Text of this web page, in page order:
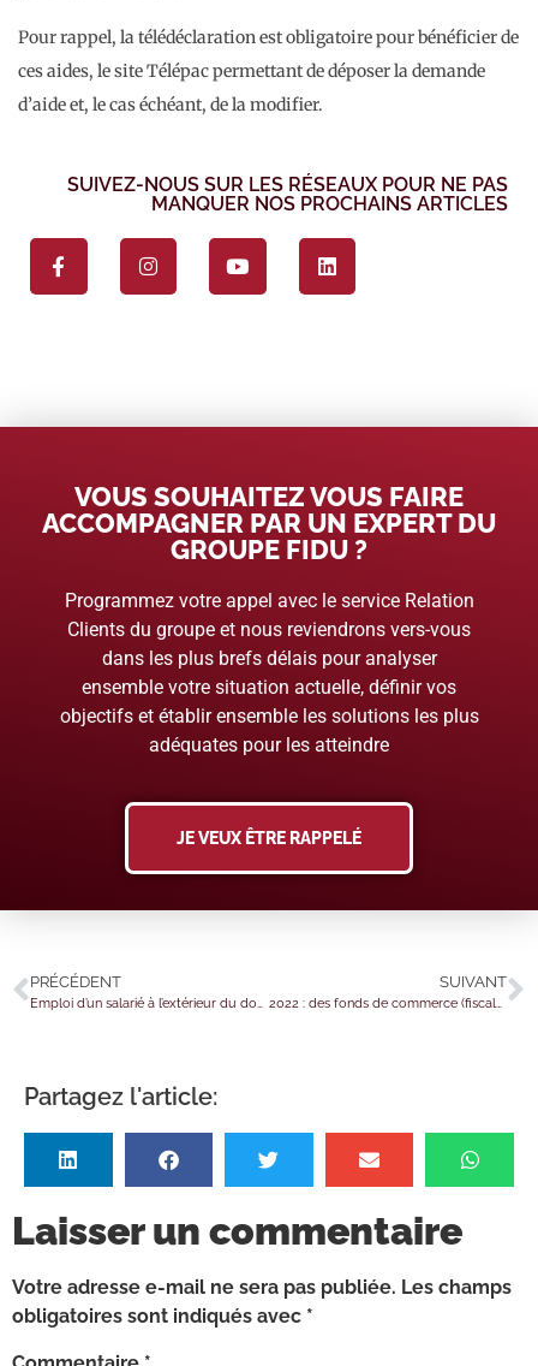
Pour rappel, la télédéclaration est obligatoire pour bénéficier de
ces aides, le site Télépac permettant de déposer la demande
d’aide et, le cas échéant, de la modifier.
SUIVEZ-NOUS SUR LES RÉSEAUX POUR NE PAS
MANQUER NOS PROCHAINS ARTICLES
VOUS SOUHAITEZ VOUS FAIRE
ACCOMPAGNER PAR UN EXPERT DU
GROUPE FIDU ?
Programmez votre appel avec le service Relation
Clients du groupe et nous reviendrons vers-vous
dans les plus brefs délais pour analyser
ensemble votre situation actuelle, définir vos
objectifs et établir ensemble les solutions les plus
adéquates pour les atteindre
JE VEUX ÊTRE RAPPELÉ
PRÉCÉDENT
Emploi d’un salarié à l’extérieur du domicile = crédit d’impôt ?
SUIVANT
2022 : des fonds de commerce (fiscalement) amortissable ?
Partagez l'article:
Laisser un commentaire
Votre adresse e-mail ne sera pas publiée. Les champs
obligatoires sont indiqués avec *